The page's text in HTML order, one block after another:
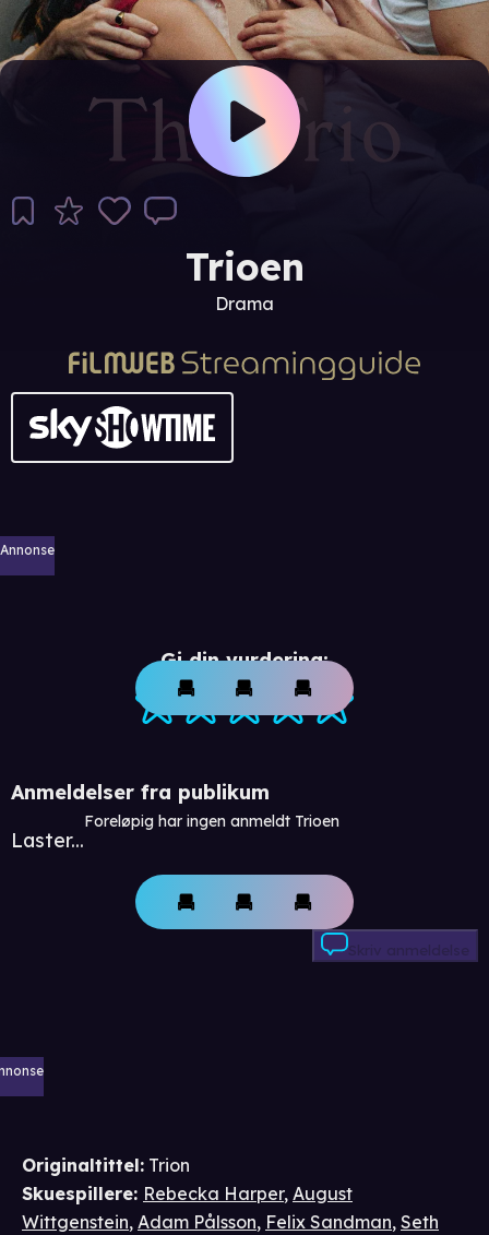
Trioen
Drama
Annonse
Gi din vurdering:
Anmeldelser fra publikum
Laster...
Foreløpig har ingen anmeldt Trioen
Skriv anmeldelse
Originaltittel: Trion
Skuespillere: Rebecka Harper, August
Wittgenstein, Adam Pålsson, Felix Sandman, Seth